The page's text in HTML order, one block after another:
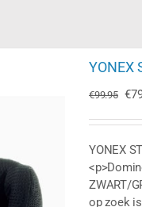
YONEX
€99.95 €
YONEX
ZWART/
op zoek